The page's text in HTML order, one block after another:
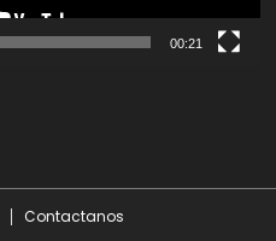
00:21
Contactanos